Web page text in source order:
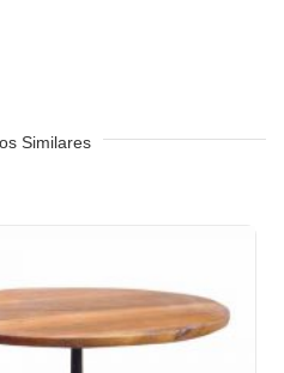
Hoteles y Resorts
cantina
estar de hotel, recepción de
Similares